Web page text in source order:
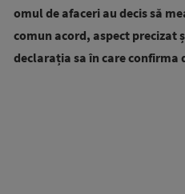
omul de afaceri au decis să
comun acord, aspect precizat
declarația sa în care confirma